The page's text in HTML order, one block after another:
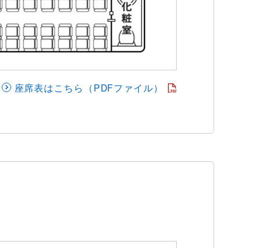
座席表はこちら（PDFファイル）